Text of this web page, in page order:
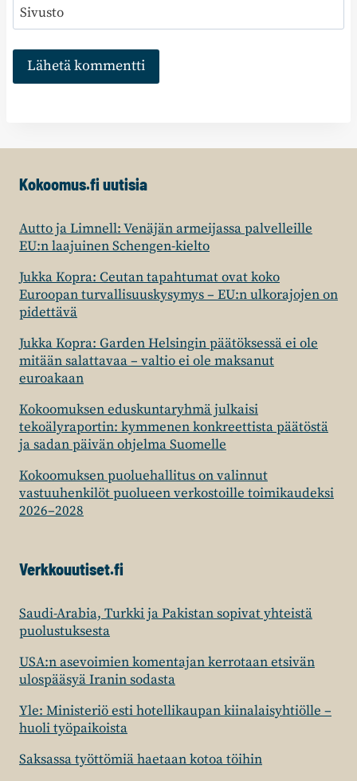
Sivusto
Kokoomus.fi uutisia
Autto ja Limnell: Venäjän armeijassa palvelleille
EU:n laajuinen Schengen-kielto
Jukka Kopra: Ceutan tapahtumat ovat koko
Euroopan turvallisuuskysymys – EU:n ulkorajojen on
pidettävä
Jukka Kopra: Garden Helsingin päätöksessä ei ole
mitään salattavaa – valtio ei ole maksanut
euroakaan
Kokoomuksen eduskuntaryhmä julkaisi
tekoälyraportin: kymmenen konkreettista päätöstä
ja sadan päivän ohjelma Suomelle
Kokoomuksen puoluehallitus on valinnut
vastuuhenkilöt puolueen verkostoille toimikaudeksi
2026–2028
Verkkouutiset.fi
Saudi-Arabia, Turkki ja Pakistan sopivat yhteistä
puolustuksesta
USA:n asevoimien komentajan kerrotaan etsivän
ulospääsyä Iranin sodasta
Yle: Ministeriö esti hotellikaupan kiinalaisyhtiölle –
huoli työpaikoista
Saksassa työttömiä haetaan kotoa töihin